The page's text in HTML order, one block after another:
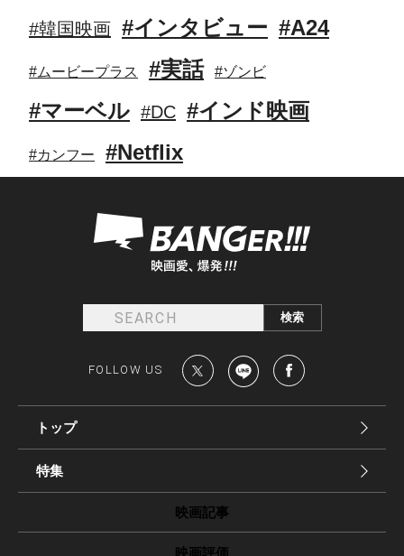
#韓国映画 #インタビュー #A24
#ムービープラス #実話 #ゾンビ
#マーベル #DC #インド映画
#カンフー #Netflix
FOLLOW US
トップ
特集
映画記事